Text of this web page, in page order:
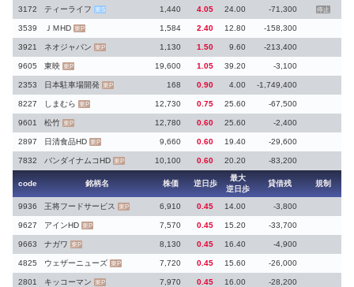
3172 ティーライフ 東S 1,440 4.05 24.00 -71,300 停止
3539 ＪＭHD 東P 1,584 2.40 12.80 -158,300
3921 ネオジャパン 東P 1,130 1.50 9.60 -213,400
9605 東映 東P 19,600 1.05 39.20 -3,100
2353 日本駐車場開発 東P 168 0.90 4.00 -1,749,400
8227 しまむら 東P 12,730 0.75 25.60 -67,500
9601 松竹 東P 12,780 0.60 25.60 -2,400
2897 日清食品HD 東P 9,660 0.60 19.40 -29,600
7832 バンダイナムコHD 東P 10,100 0.60 20.20 -83,200
code 銘柄名 株価 逆日歩
最大
逆日歩
貸借残 規制
9936 王将フードサービス 東P 6,910 0.45 14.00 -3,800
9627 アインHD 東P 7,570 0.45 15.20 -33,700
9663 ナガワ 東P 8,130 0.45 16.40 -4,900
4825 ウェザーニューズ 東P 7,720 0.45 15.60 -26,000
2801 キッコーマン 東P 7,970 0.45 16.00 -28,200